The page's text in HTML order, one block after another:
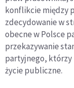
konflikcie między
zdecydowanie w
obecne w Polsce
przekazywanie
partyjnego, którzy
życie publiczne.